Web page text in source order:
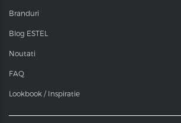
Branduri
Blog ESTEL
Noutati
FAQ
Lookbook / Inspiratie